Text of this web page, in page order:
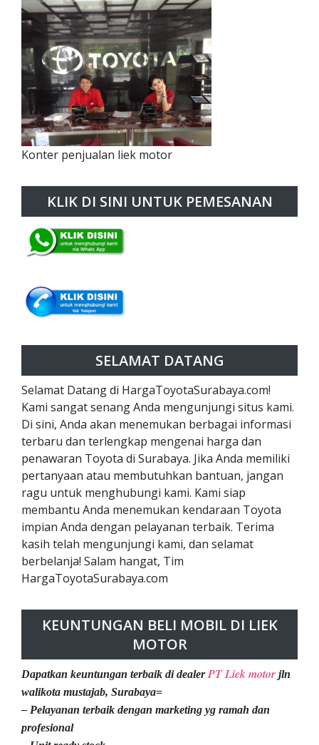
Konter penjualan liek motor
KLIK DI SINI UNTUK PEMESANAN
SELAMAT DATANG
Selamat Datang di HargaToyotaSurabaya.com!
Kami sangat senang Anda mengunjungi situs kami.
Di sini, Anda akan menemukan berbagai informasi
terbaru dan terlengkap mengenai harga dan
penawaran Toyota di Surabaya. Jika Anda memiliki
pertanyaan atau membutuhkan bantuan, jangan
ragu untuk menghubungi kami. Kami siap
membantu Anda menemukan kendaraan Toyota
impian Anda dengan pelayanan terbaik. Terima
kasih telah mengunjungi kami, dan selamat
berbelanja! Salam hangat, Tim
HargaToyotaSurabaya.com
KEUNTUNGAN BELI MOBIL DI LIEK
MOTOR
Dapatkan keuntungan terbaik di dealerPT Liek motor jln
walikota mustajab, Surabaya=
– Pelayanan terbaik dengan marketing yg ramah dan
profesional